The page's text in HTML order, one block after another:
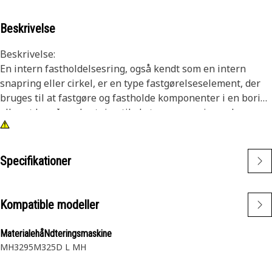
Beskrivelse
Beskrivelse:
En intern fastholdelsesring, også kendt som en intern
snapring eller cirkel, er en type fastgørelseselement, der
bruges til at fastgøre og fastholde komponenter i en boring
eller et hus. I modsætning til eksterne snapringe, der
passer over en aksel eller stift, installeres interne
komponenter på plads. Hovedformålet med en intern
snapring er at forhindre aksial bevægelse eller
fungerer som en fastholdelsesanordning, der holder
komponenter såsom lejer, aksler eller tætninger sikkert på
plads.
Specifikationer
Kompatible modeller
MaterialehåNdteringsmaskine
MH3295M325D L MH